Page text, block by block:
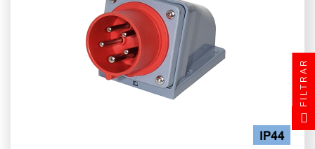
FILTRAR